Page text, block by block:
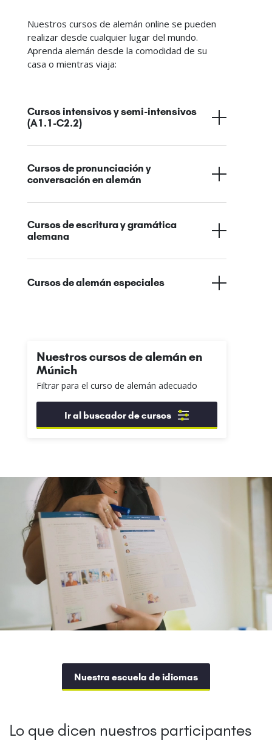
Nuestros cursos de alemán online se pueden
realizar desde cualquier lugar del mundo.
Aprenda alemán desde la comodidad de su
casa o mientras viaja:
Cursos intensivos y semi-intensivos
(A1.1-C2.2)
Cursos de pronunciación y
conversación en alemán
Cursos de escritura y gramática
alemana
Cursos de alemán especiales
Nuestros cursos de alemán en
Múnich
Filtrar para el curso de alemán adecuado
Ir al buscador de cursos
Nuestra escuela de idiomas
Lo que dicen nuestros participantes